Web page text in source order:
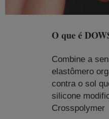
O que é
Combine a
elastômero
contra o sol
silicone
Crosspolymer